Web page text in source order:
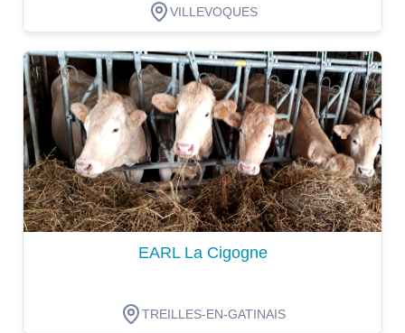
VILLEVOQUES
Dégustation
EARL La Cigogne
TREILLES-EN-GATINAIS